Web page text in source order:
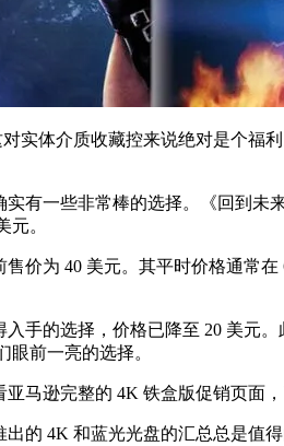
实体介质收藏控来说绝对是个福
有一些非常棒的选择。《回到
元。
价为 40 美元。其平时价格通
手的选择，价格已降至 20 美元
前一亮的选择。
马逊完整的 4K 铁盒版促销页面，
的 4K 和蓝光光盘的汇总总是